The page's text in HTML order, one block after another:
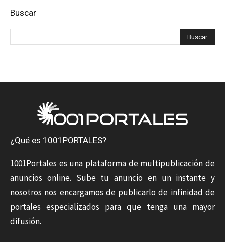
Buscar
¿Qué es 1001PORTALES?
1001Portales es una plataforma de multipublicación de
anuncios online. Sube tu anuncio en un instante y
nosotros nos encargamos de publicarlo de infinidad de
portales especializados para que tenga una mayor
difusión.